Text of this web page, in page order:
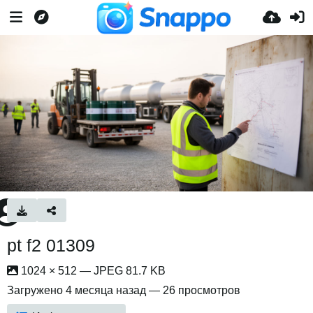
pt f2 01309
1024 × 512 — JPEG 81.7 KB
Загружено 4 месяца назад — 26 просмотров